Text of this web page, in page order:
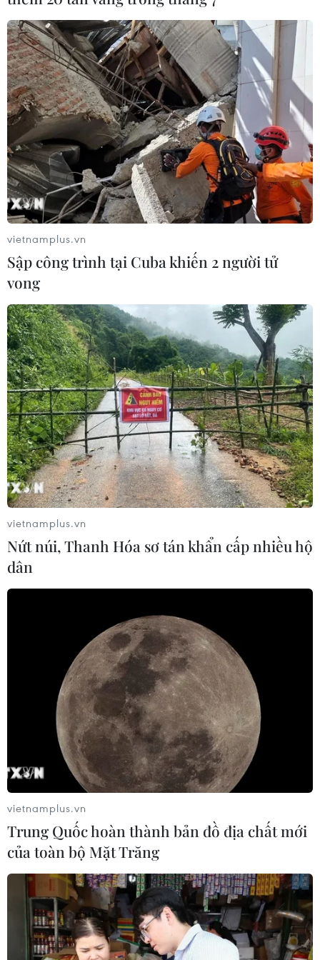
TIN CÙNG CHUYÊN MỤC
Mỹ có đang chuẩn bị một
07/08/2026 10:08
Mỹ can thiệp khẩn cấp, ngăn
Israel mở rộng đòn trừng phạt
Hezbollah
07/08/2026 02:31
vietnamplus.vn
Sập công trình tại Cuba khiến 2 người tử
vong
vietnamplus.vn
Nứt núi, Thanh Hóa sơ tán khẩn cấp nhiều hộ
dân
vietnamplus.vn
Trung Quốc hoàn thành bản đồ địa chất mới
của toàn bộ Mặt Trăng